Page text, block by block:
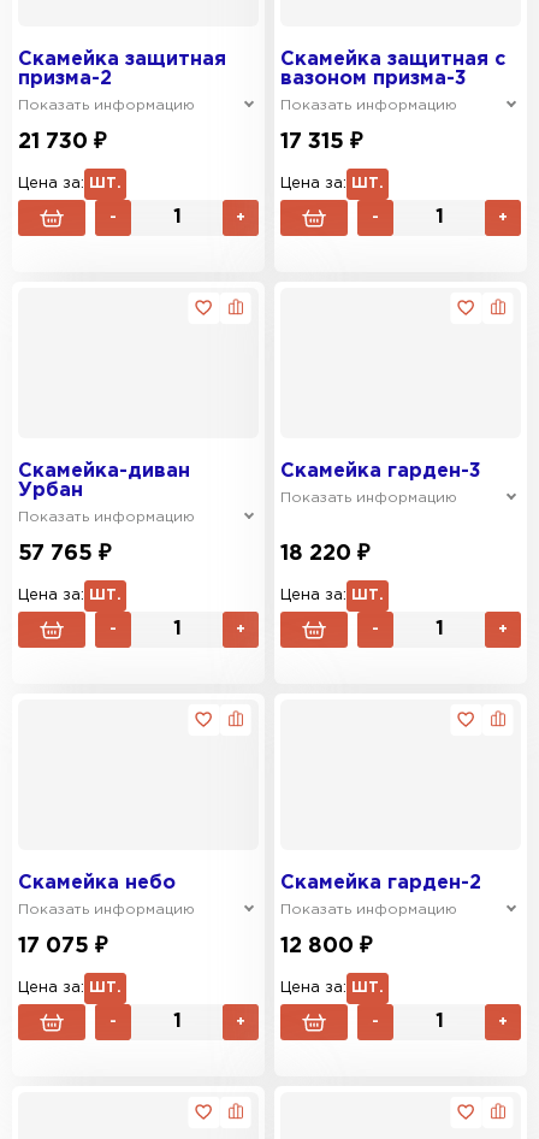
Скамейка защитная
призма-2
Показать информацию
21 730 ₽
Цена за: ШТ.
- +
Скамейка защитная с
вазоном призма-3
Показать информацию
17 315 ₽
Цена за: ШТ.
- +
Скамейка-диван
Урбан
Показать информацию
57 765 ₽
Цена за: ШТ.
- +
Скамейка гарден-3
Показать информацию
18 220 ₽
Цена за: ШТ.
- +
Скамейка небо
Показать информацию
17 075 ₽
Цена за: ШТ.
- +
Скамейка гарден-2
Показать информацию
12 800 ₽
Цена за: ШТ.
- +